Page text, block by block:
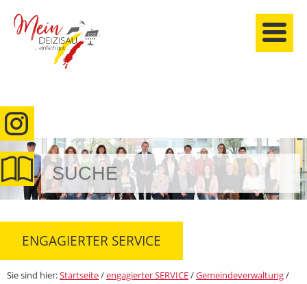
anmelden
ENGAGIERTER SERVICE
Sie sind hier:Startseite/engagierter SERVICE/Gemeindeverwaltung/